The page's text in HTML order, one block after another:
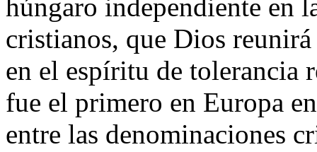
húngaro independiente en
cristianos, que Dios
en el espíritu de tolerancia
fue el primero en Europa
entre las denominaciones